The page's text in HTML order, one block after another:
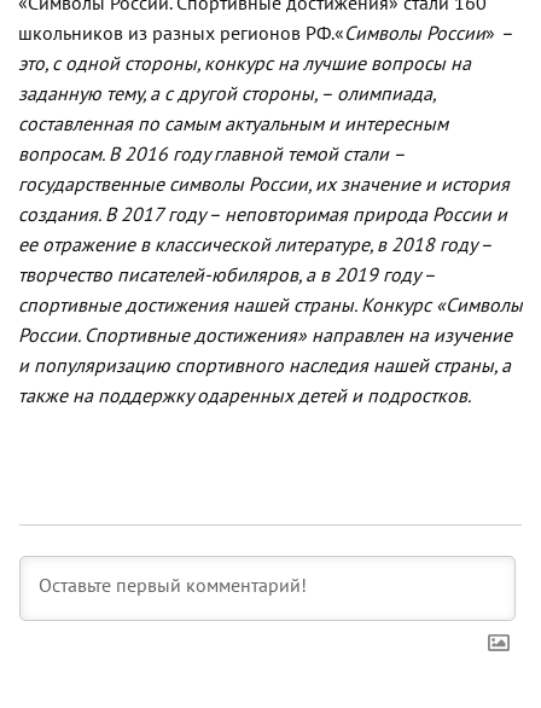
школьников из разных регионов РФ.«Символы России» –
это, с одной стороны, конкурс на лучшие вопросы на
заданную тему, а с другой стороны, – олимпиада,
составленная по самым актуальным и интересным
вопросам. В 2016 году главной темой стали –
государственные символы России, их значение и история
создания. В 2017 году – неповторимая природа России и
ее отражение в классической литературе, в 2018 году –
творчество писателей-юбиляров, а в 2019 году –
спортивные достижения нашей страны. Конкурс «Символы
России. Спортивные достижения» направлен на изучение
и популяризацию спортивного наследия нашей страны, а
также на поддержку одаренных детей и подростков.